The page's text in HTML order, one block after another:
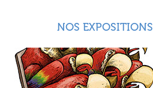
NOS EXPOSITIONS